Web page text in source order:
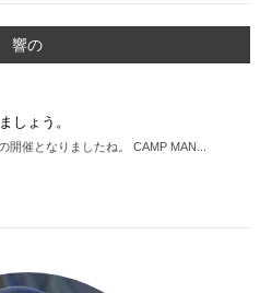
響の
しょう。
開催となりましたね。 CAMP MAN...